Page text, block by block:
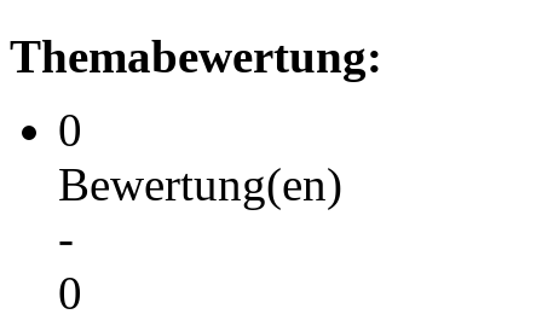
Themabewertung:
0
Bewertung(en)
-
0